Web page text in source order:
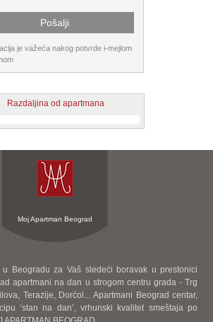
je važeća nakog potvrde i-mejlom
Razdaljina od apartmana
Moj Apartman Beograd
u Beogradu za Vaš sledeći boravak u prestonici
apartmani na dan u strogom centru grada - Trg
Terazije, Dorćol... Apartmani Beograd centar,
‘stan na dan’, vrhunski kvalitet smeštaja po